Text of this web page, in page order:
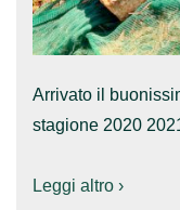
Arrivato il
stagione 2020
Leggi altro ›